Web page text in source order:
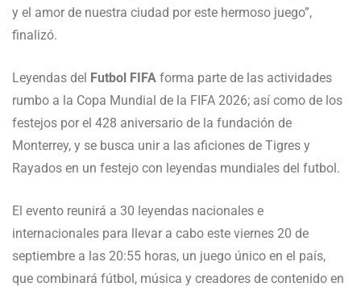
y el amor de nuestra ciudad por este hermoso juego”,
finalizó.
Leyendas del Futbol FIFA forma parte de las actividades
rumbo a la Copa Mundial de la FIFA 2026; así como de los
festejos por el 428 aniversario de la fundación de
Monterrey, y se busca unir a las aficiones de Tigres y
Rayados en un festejo con leyendas mundiales del futbol.
El evento reunirá a 30 leyendas nacionales e
internacionales para llevar a cabo este viernes 20 de
septiembre a las 20:55 horas, un juego único en el país,
que combinará fútbol, música y creadores de contenido en